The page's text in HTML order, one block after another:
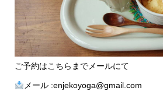
ご予約はこちらまでメールにて
メール :enjekoyoga@gmail.com